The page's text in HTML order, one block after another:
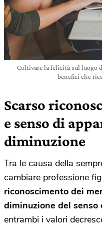
Coltivare la felicità sul luogo
benefici che
Scarso
e senso di
diminuzione
Tra le causa della
cambiare professione
riconoscimento dei
diminuzione del
entrambi i valori